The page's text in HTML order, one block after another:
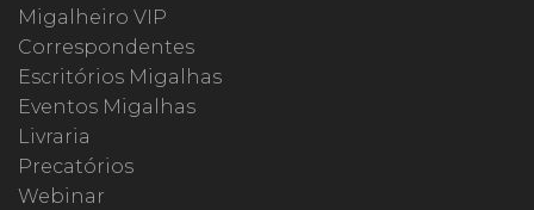
Migalheiro VIP
Correspondentes
Escritórios Migalhas
Eventos Migalhas
Livraria
Precatórios
Webinar